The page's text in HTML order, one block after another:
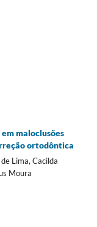
maloclusões
ortodôntica
Lima, Cacilda
Moura